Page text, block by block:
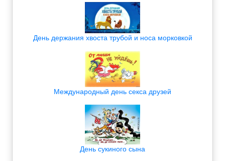
День держания хвоста трубой и носа морковкой
Международный день секса друзей
День сукиного сына